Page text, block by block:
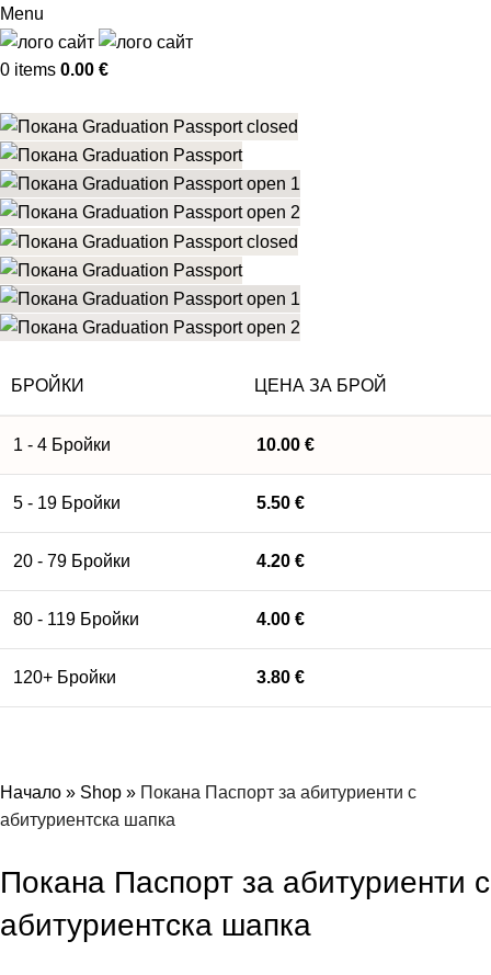
Menu
0 items 0.00 €
БРОЙКИ ЦЕНА ЗА БРОЙ
1 - 4 Бройки 10.00 €
5 - 19 Бройки 5.50 €
20 - 79 Бройки 4.20 €
80 - 119 Бройки 4.00 €
120+ Бройки 3.80 €
Начало » Shop » Покана Паспорт за абитуриенти с
абитуриентска шапка
Покана Паспорт за абитуриенти с
абитуриентска шапка